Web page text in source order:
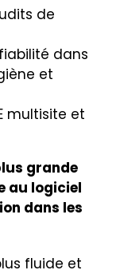
de
dans
et
multisite et
grande
au logiciel
dans les
fluide et